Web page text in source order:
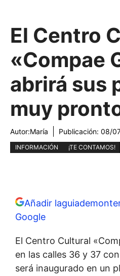
El Centro
«Compae
abrirá sus
muy
Autor:María Publicación: 08/
INFORMACIÓN ¡TE CONTAMOS!
Añadir
Google
El Centro Cultural
en las calles 36 y 37
será inaugurado en un